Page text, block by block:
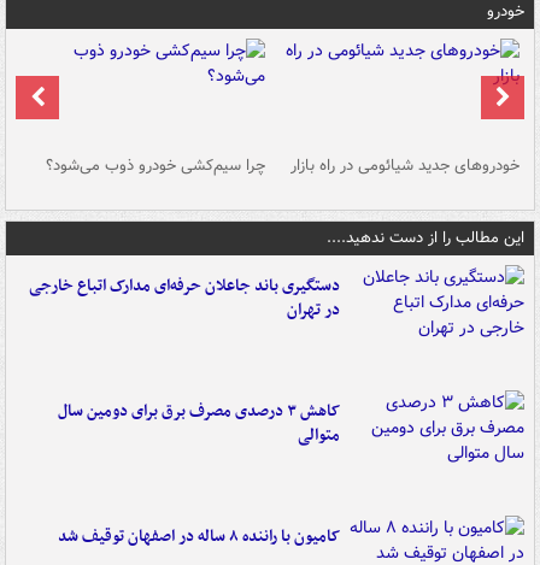
خودرو
خودروهای جدید شیائومی در راه بازار چرا سیم‌کشی خودرو ذوب می‌شود؟
این مطالب را از دست ندهید....
دستگیری باند جاعلان حرفه‌ای مدارک اتباع خارجی
در تهران
کاهش ۳ درصدی مصرف برق برای دومین سال
متوالی
کامیون با راننده ۸ ساله در اصفهان توقیف شد